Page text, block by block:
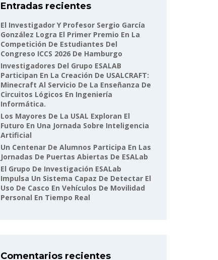
Entradas recientes
El Investigador Y Profesor Sergio García
González Logra El Primer Premio En La
Competición De Estudiantes Del
Congreso ICCS 2026 De Hamburgo
Investigadores Del Grupo ESALAB
Participan En La Creación De USALCRAFT:
Minecraft Al Servicio De La Enseñanza De
Circuitos Lógicos En Ingeniería
Informática.
Los Mayores De La USAL Exploran El
Futuro En Una Jornada Sobre Inteligencia
Artificial
Un Centenar De Alumnos Participa En Las
Jornadas De Puertas Abiertas De ESALab
El Grupo De Investigación ESALab
Impulsa Un Sistema Capaz De Detectar El
Uso De Casco En Vehículos De Movilidad
Personal En Tiempo Real
Comentarios recientes